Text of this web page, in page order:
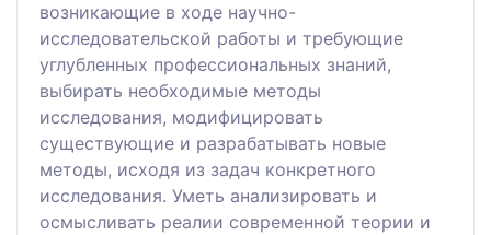
возникающие в ходе научно-
исследовательской работы и требующие
углубленных профессиональных знаний,
выбирать необходимые методы
исследования, модифицировать
существующие и разрабатывать новые
методы, исходя из задач конкретного
исследования. Уметь анализировать и
осмысливать реалии современной теории и